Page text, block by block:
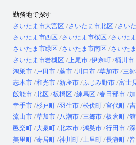
勤務地で探す
さいたま市大宮区 さいたま市北区 さい
さいたま市西区 さいたま市桜区 さいた
さいたま市緑区 さいたま市南区 さいた
さいたま市岩槻区 上尾市 伊奈町 桶川市
鴻巣市 戸田市 蕨市 川口市 草加市 三
志木市 和光市 新座市 ふじみ野市 富士
飯能市 北区 板橋区 練馬区 春日部市
幸手市 杉戸町 羽生市 松伏町 宮代町
流山市 草加市 八潮市 三郷市 板倉町
邑楽町 大泉町 北本市 鴻巣市 行田市
美里町 寄居町 神川町 上里町 長瀞町